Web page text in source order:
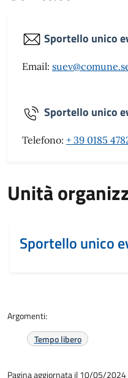
Sportello unico
Email:
Sportello unico
Telefono: + 39 0185
Unità
Sportello unico
Argomenti:
Tempo libero
Pagina aggiornata il 10/05/2024